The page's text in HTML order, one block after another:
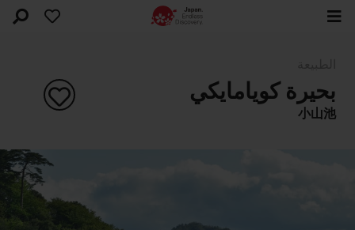
بحيرة كويامايكي
小山池